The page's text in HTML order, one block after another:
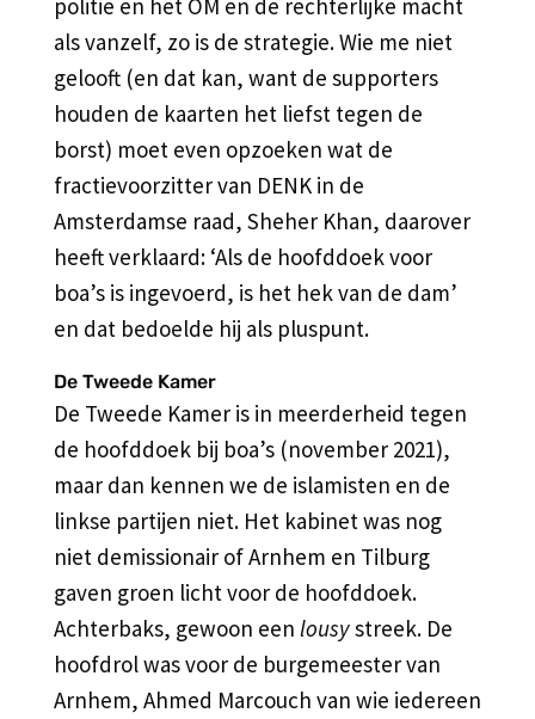
als vanzelf, zo is de strategie. Wie me niet
gelooft (en dat kan, want de supporters
houden de kaarten het liefst tegen de
borst) moet even opzoeken wat de
fractievoorzitter van DENK in de
Amsterdamse raad, Sheher Khan, daarover
heeft verklaard: ‘Als de hoofddoek voor
boa’s is ingevoerd, is het hek van de dam’
en dat bedoelde hij als pluspunt.
De Tweede Kamer
De Tweede Kamer is in meerderheid tegen
de hoofddoek bij boa’s (november 2021),
maar dan kennen we de islamisten en de
linkse partijen niet. Het kabinet was nog
niet demissionair of Arnhem en Tilburg
gaven groen licht voor de hoofddoek.
Achterbaks, gewoon een lousystreek. De
hoofdrol was voor de burgemeester van
Arnhem, Ahmed Marcouch van wie iedereen